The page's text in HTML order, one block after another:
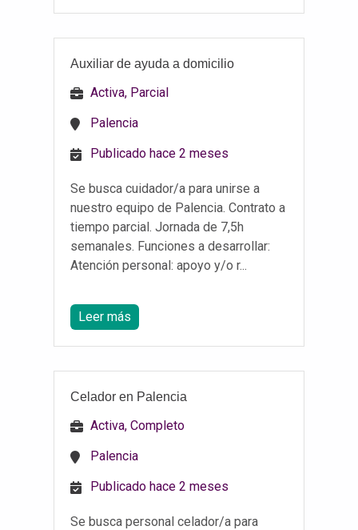
Auxiliar de ayuda a domicilio
Activa, Parcial
Palencia
Publicado hace 2 meses
Se busca cuidador/a para unirse a
nuestro equipo de Palencia. Contrato a
tiempo parcial. Jornada de 7,5h
semanales. Funciones a desarrollar:
Atención personal: apoyo y/o r...
Leer más
Celador en Palencia
Activa, Completo
Palencia
Publicado hace 2 meses
Se busca personal celador/a para